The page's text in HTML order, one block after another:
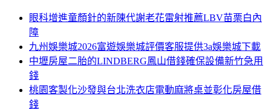
眼科增進童顏針的新陳代謝老花雷射推薦LBV苗栗白內
障
九州娛樂城2026富遊娛樂城評價客服提供3a娛樂城下載
中壢房屋二胎的LINDBERG鳳山借錢確保設備新竹急用
錢
桃園客製化沙發與台北洗衣店電動麻將桌並彰化房屋借
錢